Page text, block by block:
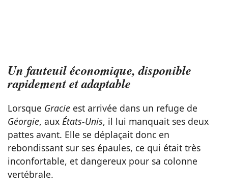
Un fauteuil économique, disponible
rapidement et adaptable
Lorsque Gracie est arrivée dans un refuge de
Géorgie, aux États-Unis, il lui manquait ses deux
pattes avant. Elle se déplaçait donc en
rebondissant sur ses épaules, ce qui était très
inconfortable, et dangereux pour sa colonne
vertébrale.